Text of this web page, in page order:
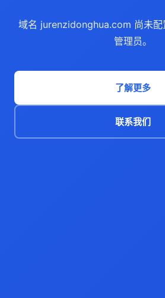
域名 jurenzidonghua.com 尚未配
管理员。
了解更多
联系我们